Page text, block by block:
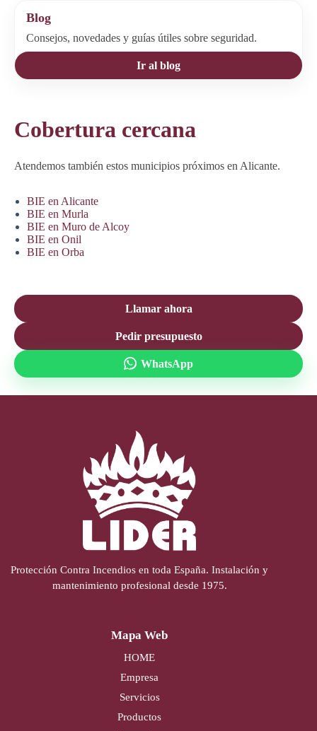
Blog
Consejos, novedades y guías útiles sobre seguridad.
Ir al blog
Cobertura cercana
Atendemos también estos municipios próximos en Alicante.
BIE en Alicante
BIE en Murla
BIE en Muro de Alcoy
BIE en Onil
BIE en Orba
Llamar ahora
Pedir presupuesto
WhatsApp
Protección Contra Incendios en toda España. Instalación y
mantenimiento profesional desde 1975.
Mapa Web
HOME
Empresa
Servicios
Productos